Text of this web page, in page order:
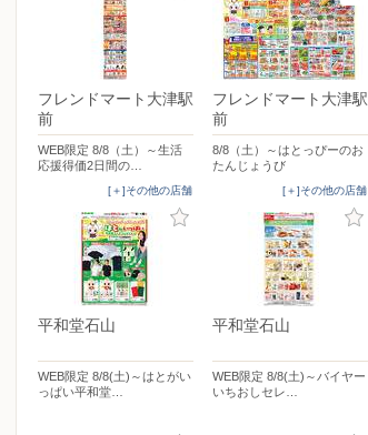
フレンドマート大津駅
前
WEB限定 8/8（土）～生活
応援得価2日間の…
[＋]その他の店舗
フレンドマート大津駅
前
8/8（土）～はとっぴーのお
たんじょうび
[＋]その他の店舗
平和堂石山
WEB限定 8/8(土)～はとがい
っぱい平和堂…
平和堂石山
WEB限定 8/8(土)～バイヤー
いちおしセレ…